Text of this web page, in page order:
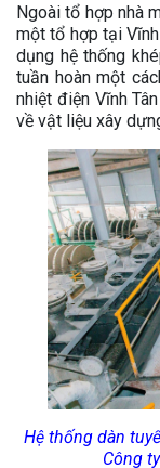
Ngoài tổ hợp nhà
một tổ hợp tại
dụng hệ thống
tuần hoàn một
nhiệt điện Vĩnh
về vật liệu xây
Hệ thống dàn
Công